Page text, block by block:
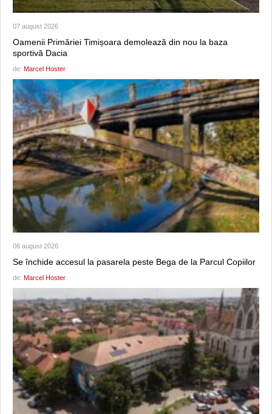
07 august 2026
Oamenii Primăriei Timișoara demolează din nou la baza
sportivă Dacia
de: Marcel Hoster
06 august 2026
Se închide accesul la pasarela peste Bega de la Parcul Copiilor
de: Marcel Hoster